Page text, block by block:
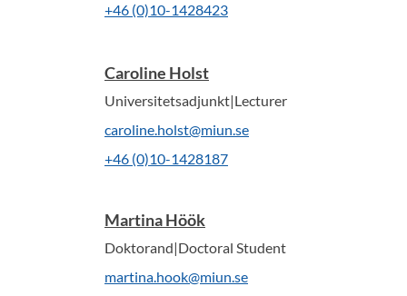
+46 (0)10-1428423
Caroline Holst
Universitetsadjunkt|Lecturer
caroline.holst@miun.se
+46 (0)10-1428187
Martina Höök
Doktorand|Doctoral Student
martina.hook@miun.se